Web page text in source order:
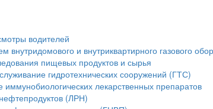
водителей
внутридомового и внутриквартирного газового
пищевых продуктов и сырья
гидротехнических сооружений (ГТС)
лекарственных препаратов
(ЛРН)